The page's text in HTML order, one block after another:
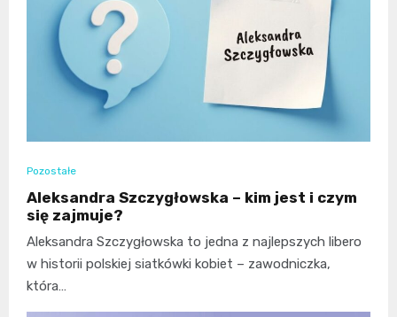
Pozostałe
Aleksandra Szczygłowska – kim jest i czym
się zajmuje?
Aleksandra Szczygłowska to jedna z najlepszych libero
w historii polskiej siatkówki kobiet – zawodniczka,
która…